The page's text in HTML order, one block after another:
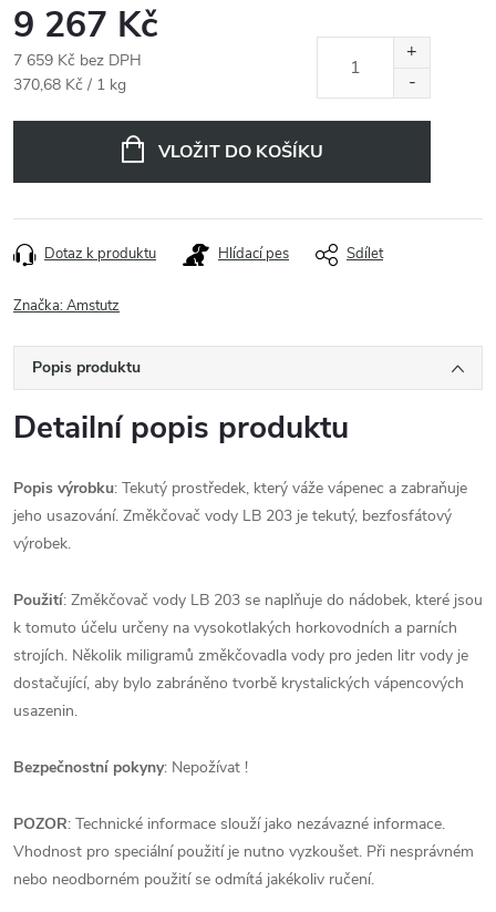
9 267 Kč
7 659 Kč bez DPH
Měrná
370,68 Kč / 1 kg
VLOŽIT DO KOŠÍKU
Dotaz k produktu Hlídací pes Sdílet
Značka:Amstutz
Popis produktu
Detailní popis produktu
Popis výrobku: Tekutý prostředek, který váže vápenec a zabraňuje
jeho usazování. Změkčovač vody LB 203 je tekutý, bezfosfátový
výrobek.
Použití: Změkčovač vody LB 203 se naplňuje do nádobek, které jsou
k tomuto účelu určeny na vysokotlakých horkovodních a parních
strojích. Několik miligramů změkčovadla vody pro jeden litr vody je
dostačující, aby bylo zabráněno tvorbě krystalických vápencových
usazenin.
Bezpečnostní pokyny: Nepožívat !
POZOR: Technické informace slouží jako nezávazné informace.
Vhodnost pro speciální použití je nutno vyzkoušet. Při nesprávném
nebo neodborném použití se odmítá jakékoliv ručení.